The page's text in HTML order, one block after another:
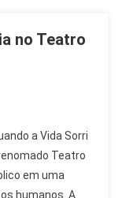
no Teatro
a Vida Sorri
Teatro
em uma
humanos. A